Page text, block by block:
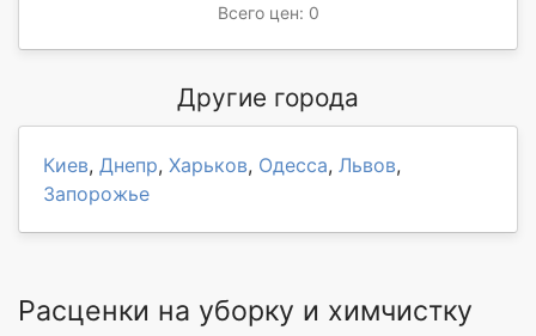
Всего цен: 0
Другие города
Киев, Днепр, Харьков, Одесса, Львов,
Запорожье
Расценки на уборку и химчистку